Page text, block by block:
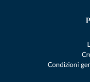
Condizioni